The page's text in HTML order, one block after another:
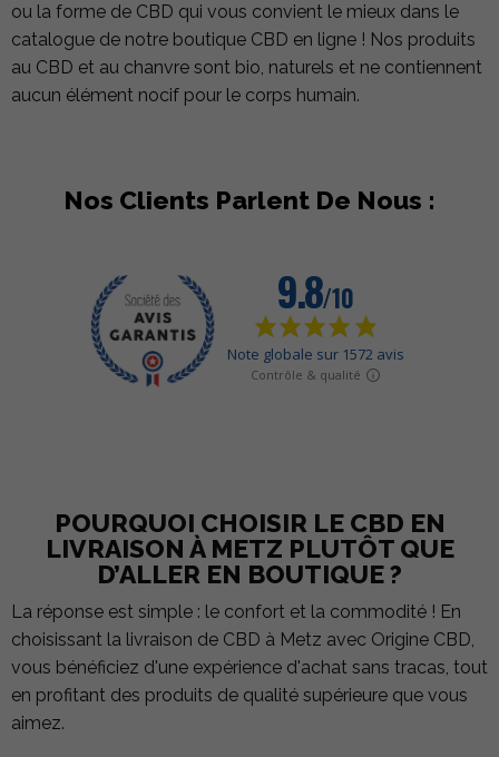
ou la forme de CBD qui vous convient le mieux dans le
catalogue de notre boutique CBD en ligne ! Nos produits
au CBD et au chanvre sont bio, naturels et ne contiennent
aucun élément nocif pour le corps humain.
Nos Clients Parlent De Nous :
POURQUOI CHOISIR LE CBD EN
LIVRAISON À METZ PLUTÔT QUE
D’ALLER EN BOUTIQUE ?
La réponse est simple : le confort et la commodité ! En
choisissant la livraison de CBD à Metz avec Origine CBD,
vous bénéficiez d'une expérience d'achat sans tracas, tout
en profitant des produits de qualité supérieure que vous
aimez.